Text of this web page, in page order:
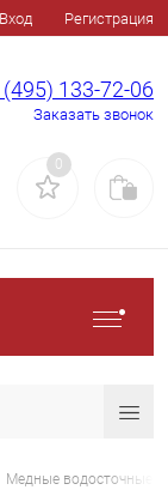
Вход Регистрация
133-72-06
Заказать звонок
0
Медные водосточные